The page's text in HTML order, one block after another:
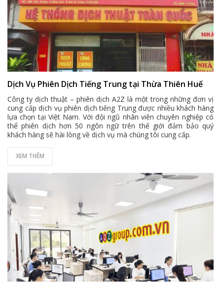
Dịch Vụ Phiên Dịch Tiếng Trung tại Thừa Thiên Huế
Công ty dịch thuật – phiên dịch A2Z là một trong những đơn vị
cung cấp dịch vụ phiên dịch tiếng Trung được nhiều khách hàng
lựa chọn tại Việt Nam. Với đội ngũ nhân viên chuyên nghiệp có
thể phiên dịch hơn 50 ngôn ngữ trên thế giới đảm bảo quý
khách hàng sẽ hài lòng về dịch vụ mà chúng tôi cung cấp.
XEM THÊM